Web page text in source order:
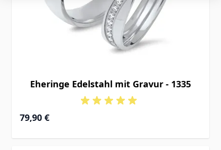
Eheringe Edelstahl mit Gravur - 1335
79,90 €